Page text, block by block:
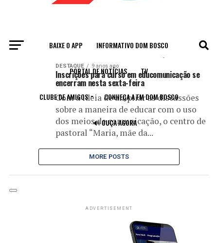
BAIXE O APP INFORMATIVO DOM BOSCO
PORTAL DE NOTÍCIAS TV
CLUBE DE AMIGOS CONHEÇA A FM DOM BOSCO
🔊 OUÇA AGORA
All posts tagged "Educomunicação"
DESTAQUE 9 anos ago
Inscrições para curso em educomunicação se
encerram nesta sexta-feira
Com a ideia de ampliar as discussões
sobre a maneira de educar com o uso
dos meios de comunicação, o centro de
pastoral “Maria, mãe da...
MORE POSTS
ADVERTISEMENT